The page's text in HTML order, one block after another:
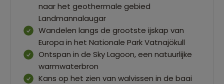
naar het geothermale gebied
Landmannalaugar
Wandelen langs de grootste ijskap van
Europa in het Nationale Park Vatnajökull
Ontspan in de Sky Lagoon, een natuurlijke
warmwaterbron
Kans op het zien van walvissen in de baai